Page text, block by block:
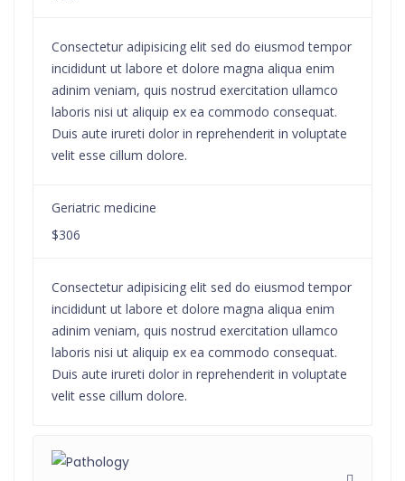
Consectetur adipisicing elit sed do eiusmod tempor
incididunt ut labore et dolore magna aliqua enim
adinim veniam, quis nostrud exercitation ullamco
laboris nisi ut aliquip ex ea commodo consequat.
Duis aute irureti dolor in reprehenderit in voluptate
velit esse cillum dolore.
Geriatric medicine
$306
Consectetur adipisicing elit sed do eiusmod tempor
incididunt ut labore et dolore magna aliqua enim
adinim veniam, quis nostrud exercitation ullamco
laboris nisi ut aliquip ex ea commodo consequat.
Duis aute irureti dolor in reprehenderit in voluptate
velit esse cillum dolore.